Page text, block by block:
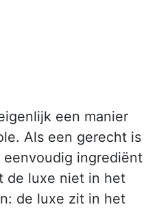
een manier
Als een gerecht is
ingrediënt
de luxe niet in het
de luxe zit in het